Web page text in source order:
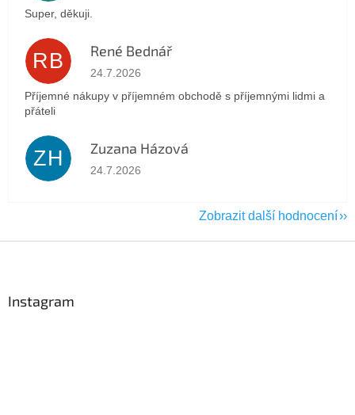
Super, děkuji.
RB René Bednář
Hodnocení obchodu je 5 z 5 hvězdiček.
24.7.2026
Příjemné nákupy v příjemném obchodě s příjemnými lidmi a
přáteli
ZH Zuzana Házová
Hodnocení obchodu je 5 z 5 hvězdiček.
24.7.2026
Zobrazit další hodnocení
Instagram